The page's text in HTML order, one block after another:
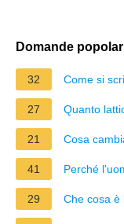
Domande
32 Come si
27 Quanto
21 Cosa
41 Perché
29 Che cosa è